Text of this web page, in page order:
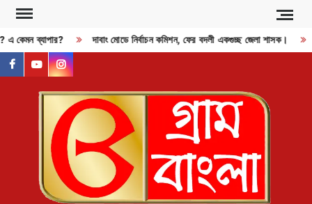
Skip
content
এ কেমন ব্যাপার? দাবাং মোডে নির্বাচন কমিশন, ফের বদলী একগুচ্ছ জেলা শাসক।
facebook
youtubeinstagram